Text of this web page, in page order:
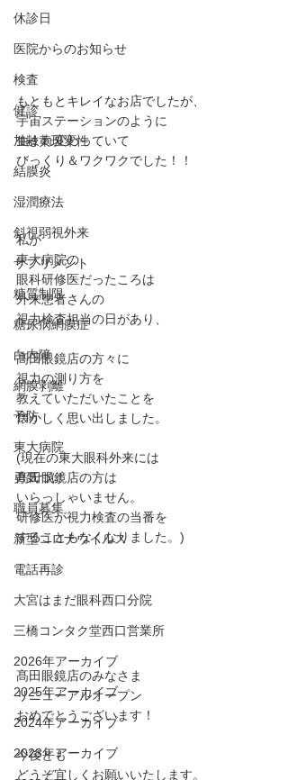
休診日
医院からのお知らせ
検査
健診
加齢黄斑変性
結膜炎
湿潤療法
斜視弱視外来
サプリメント
糖質制限
糖尿病網膜症
白内障
網膜剥離
予防
東大病院
勇気づけ
職員募集
新型コロナウイルス
電話再診
大宮はまだ眼科西口分院
三橋コンタク堂西口営業所
2026年アーカイブ
2025年アーカイブ
2024年アーカイブ
2023年アーカイブ
もともとキレイなお店でしたが、
宇宙ステーションのように
生まれ変わっていて
びっくり＆ワクワクでした！！
私が
東大病院の
眼科研修医だったころは
外来患者さんの
視力検査担当の日があり、
髙田眼鏡店の方々に
視力の測り方を
教えていただいたことを
懐かしく思い出しました。
(現在の東大眼科外来には
髙田眼鏡店の方は
いらっしゃいません。
研修医が視力検査の当番を
することもなくなりました。)
髙田眼鏡店のみなさま
リニューアルオープン
おめでとうございます！
今後とも
どうぞ宜しくお願いいたします。